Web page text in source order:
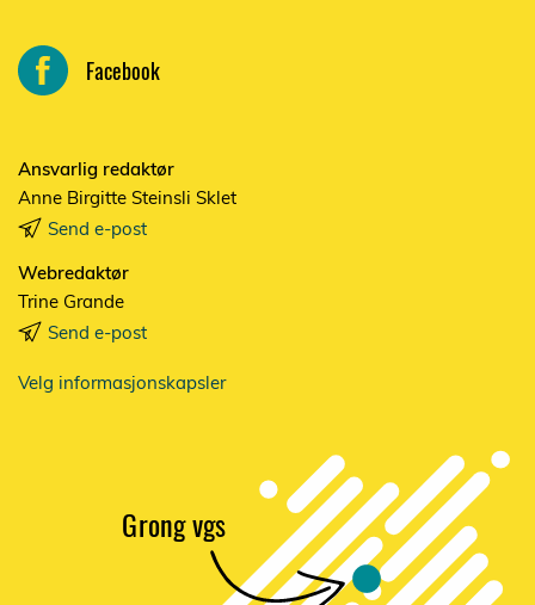
Facebook
Ansvarlig redaktør
Anne Birgitte Steinsli Sklet
Send e-post
Webredaktør
Trine Grande
Send e-post
Velg informasjonskapsler
Grong vgs